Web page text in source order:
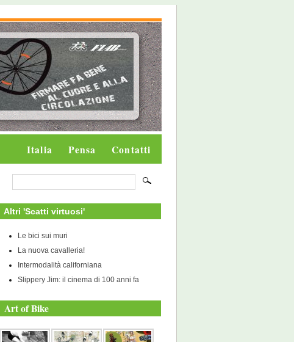
Italia Pensa Contatti
Altri 'Scatti virtuosi'
Le bici sui muri
La nuova cavalleria!
Intermodalità californiana
Slippery Jim: il cinema di 100 anni fa
Art of Bike